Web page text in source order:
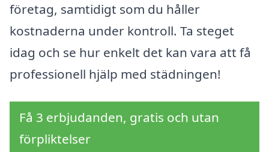
företag, samtidigt som du håller
kostnaderna under kontroll. Ta steget
idag och se hur enkelt det kan vara att få
professionell hjälp med städningen!
Få 3 erbjudanden, gratis och utan
förpliktelser